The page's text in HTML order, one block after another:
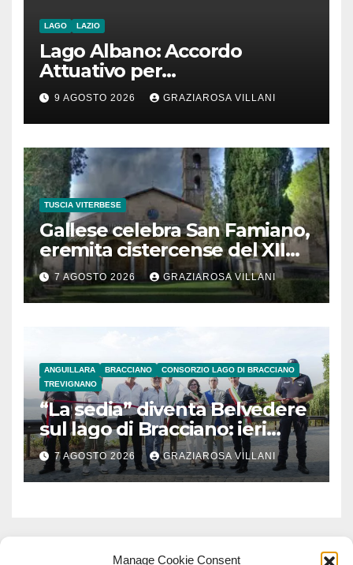
Manage Cookie Consent
LAGO LAZIO
Lago Albano: Accordo
Attuativo per
l’interconnessione
acquedottistica da 29,5
milioni di euro
9 AGOSTO 2026 GRAZIAROSA VILLANI
TUSCIA VITERBESE
Gallese celebra San Famiano,
eremita cistercense del XII
secolo
7 AGOSTO 2026 GRAZIAROSA VILLANI
ANGUILLARA BRACCIANO
CONSORZIO LAGO DI BRACCIANO
TREVIGNANO
“La sedia” diventa Belvedere
sul lago di Bracciano: ieri
l’inaugurazione
7 AGOSTO 2026 GRAZIAROSA VILLANI